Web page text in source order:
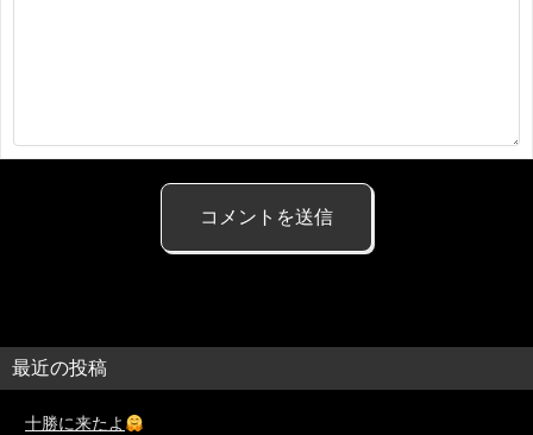
最近の投稿
十勝に来たよ